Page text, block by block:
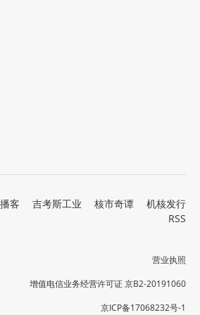
播客 吉考斯工业 核市奇谭
机核发行
RSS
营业执照
增值电信业务经营许可证 京B2-20191060
京ICP备17068232号-1